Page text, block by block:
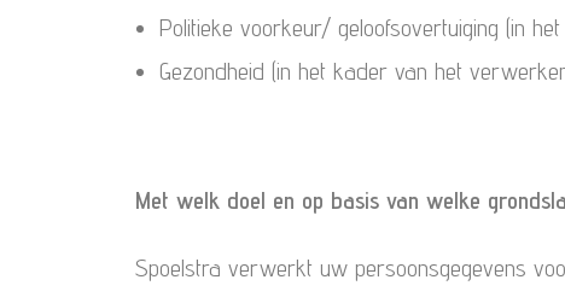
Politieke voorkeur/ geloofsovertuiging (in
Gezondheid (in het kader van het
Met welk doel en op basis van welke
Spoelstra verwerkt uw persoonsgegevens